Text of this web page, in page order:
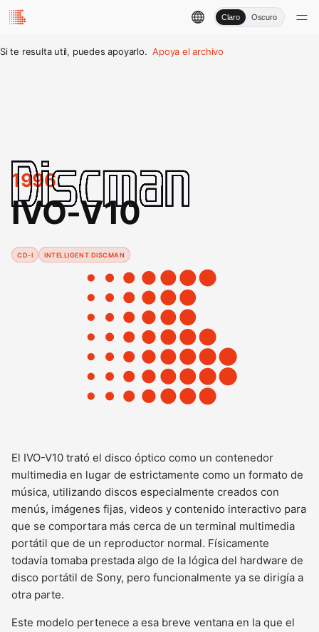
Claro Oscuro
Si te resulta util, puedes apoyarlo. Apoya el archivo
1996
IVO-V10
CD-I INTELLIGENT DISCMAN
El IVO-V10 trató el disco óptico como un contenedor
multimedia en lugar de estrictamente como un formato de
música, utilizando discos especialmente creados con
menús, imágenes fijas, videos y contenido interactivo para
que se comportara más cerca de un terminal multimedia
portátil que de un reproductor normal. Físicamente
todavía tomaba prestada algo de la lógica del hardware de
disco portátil de Sony, pero funcionalmente ya se dirigía a
otra parte.
Este modelo pertenece a esa breve ventana en la que el